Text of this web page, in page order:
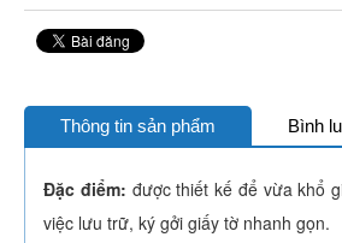
Thông tin sản phẩm Bình
Đặc điểm: được thiết kế để vừa khổ
việc lưu trữ, ký gởi giấy tờ nhanh gọn.